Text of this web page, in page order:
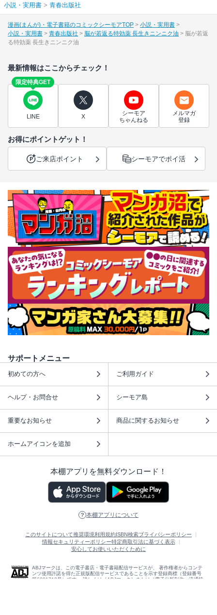
小説・実用書 > 青春出版社
漫画(まんが)・電子書籍のコミックシーモアTOP
小説・実用書
小説・実用書
青春出版社 脳が若返る特効薬 長生きニンニク油
脳が若返
る特効薬 長生きニンニク油
最新情報はここからチェック！
限定特典GET
LINE X
シーモア
ちゃんねる
メルマガ
登録
お得にポイントゲット！
ご来店ポイント シーモアでポイ活
サポートメニュー
初めての方へ ご利用ガイド
ヘルプ・お問合せ シーモア島
重要なお知らせ 商品に関するお知らせ
ホームアイコンを追加
本棚アプリを無料ダウンロード！
本棚アプリについて
このサイトについて推奨環境利用規約 ISBN検索プライバシーポリシー
情報セキュリティーポリシー特定商取引法に基づく表示
安心してお使いいただくために
ABJマークは、この電子書店・電子書籍配信サービスが、 著作権者からコンテ
ンツ使用許諾を得た正規版配信サービスであることを示す登録商標（登録番号
第6091713号）です。 詳しくは［ABJマーク］または［電子出版制作・流通協